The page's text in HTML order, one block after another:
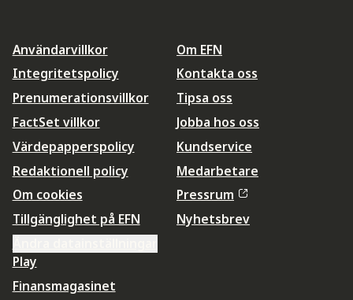
Användarvillkor
Integritetspolicy
Prenumerationsvillkor
FactSet villkor
Värdepapperspolicy
Redaktionell policy
Om cookies
Tillgänglighet på EFN
Om EFN
Kontakta oss
Tipsa oss
Jobba hos oss
Kundservice
Medarbetare
Pressrum
Nyhetsbrev
Play
Finansmagasinet